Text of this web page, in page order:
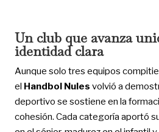
Un club que avanza
identidad clara
Aunque solo tres equipos
el Handbol Nules volvió a
deportivo se sostiene en la
cohesión. Cada categoría aportó